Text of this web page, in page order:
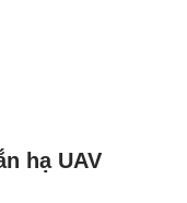
hạ UAV